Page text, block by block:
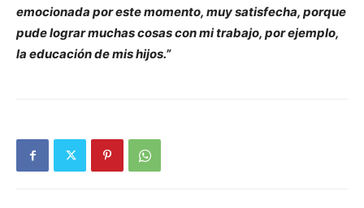
emocionada por este momento, muy satisfecha, porque
pude lograr muchas cosas con mi trabajo, por ejemplo,
la educación de mis hijos.”